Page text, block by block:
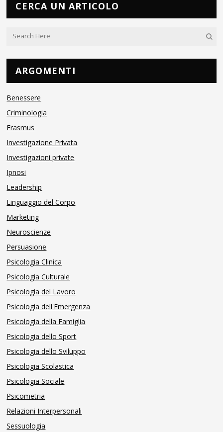
CERCA UN ARTICOLO
ARGOMENTI
Benessere
Criminologia
Erasmus
Investigazione Privata
Investigazioni private
Ipnosi
Leadership
Linguaggio del Corpo
Marketing
Neuroscienze
Persuasione
Psicologia Clinica
Psicologia Culturale
Psicologia del Lavoro
Psicologia dell'Emergenza
Psicologia della Famiglia
Psicologia dello Sport
Psicologia dello Sviluppo
Psicologia Scolastica
Psicologia Sociale
Psicometria
Relazioni Interpersonali
Sessuologia